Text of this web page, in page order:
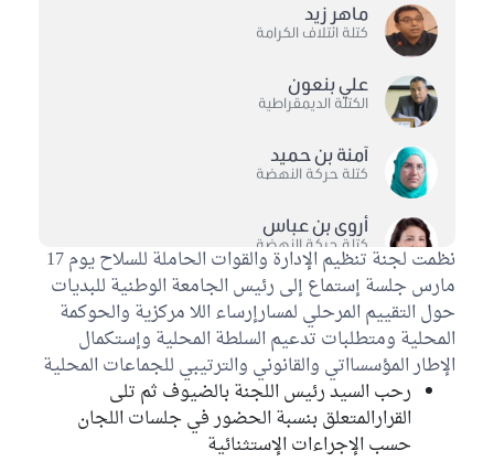
نظمت لجنة تنظيم الإدارة والقوات الحاملة للسلاح يوم 17
مارس جلسة إستماع إلى رئيس الجامعة الوطنية للبديات
حول التقييم المرحلي لمسارإرساء اللا مركزية والحوكمة
المحلية ومتطلبات تدعيم السلطة المحلية وإستكمال
الإطار المؤسسااتي والقانوني والترتيبي للجماعات المحلية
رحب السيد رئيس اللجنة بالضيوف ثم تلى
القرارالمتعلق بنسبة الحضور في جلسات اللجان
حسب الإجراءات الإستثنائية
ماهر زيد
كتلة ائتلاف الكرامة
علي بنعون
الكتلة الديمقراطية
آمنة بن حميد
كتلة حركة النهضة
أروى بن عباس
كتلة حركة النهضة
وفاء عطية
كتلة حركة النهضة
حسام موسى
الكتلة الديمقراطية
ابتهاج بن هلال
كتلة حزب قلب تونس